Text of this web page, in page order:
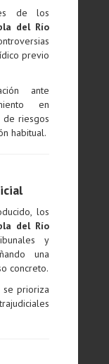
de los
del Río
previo
ante
en
de riesgos
habitual.
los
del Río
y
una
concreto.
se prioriza